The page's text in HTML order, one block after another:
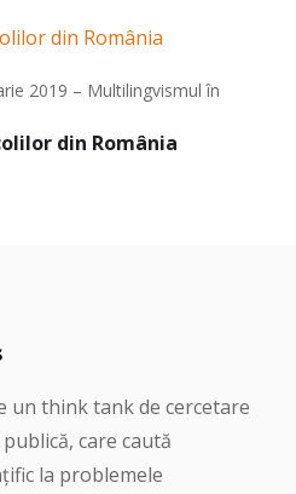
din România
2019 – Multilingvismul în
un think tank de cercetare
care caută
la problemele